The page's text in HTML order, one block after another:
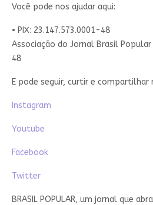
Você pode nos ajudar aqui:
• PIX: 23.147.573.0001-48
Associação do Jornal Brasil Popular
48
E pode seguir, curtir e compartilhar
Instagram
Youtube
Facebook
Twitter
BRASIL POPULAR, um jornal que